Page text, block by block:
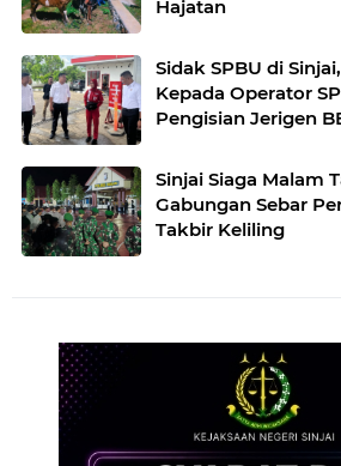
Hajatan
Sidak SPBU di
Kepada Operator
Pengisian Jerigen
Sinjai Siaga Malam
Gabungan Sebar
Takbir Keliling